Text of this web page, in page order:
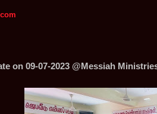
on 09-07-2023 @Messiah